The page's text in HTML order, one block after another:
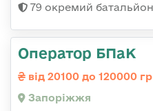
79 окремий
Оператор БПаК
від 20100 до 120000
Запоріжжя